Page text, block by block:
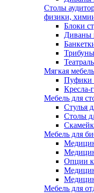
Столы
физики,
Блоки
Диваны
Мягкая
Пуфики
Кресла-
Мебель для
Cтулья
Cтолы
Мебель для
Опции
Мебель для